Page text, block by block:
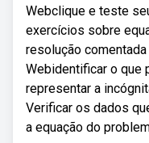
Webclique e teste
exercícios sobre
resolução
Webidentificar o que
representar a
Verificar os dados
a equação do